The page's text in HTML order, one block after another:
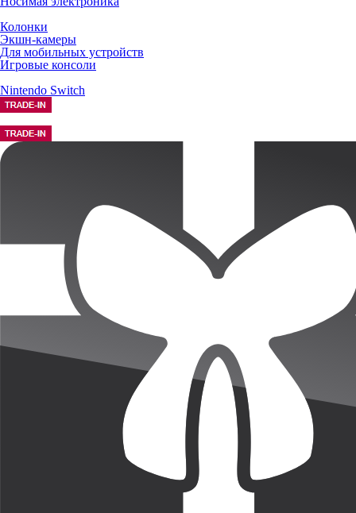
Колонки
Экшн-камеры
Для мобильных устройств
Игровые консоли
Nintendo Switch